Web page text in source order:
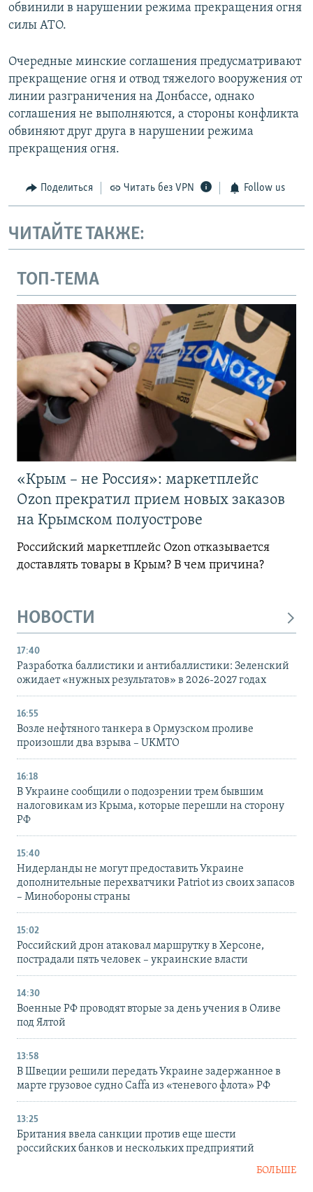
обвинили в нарушении режима прекращения огня
силы АТО.
Очередные минские соглашения предусматривают
прекращение огня и отвод тяжелого вооружения от
линии разграничения на Донбассе, однако
соглашения не выполняются, а стороны конфликта
обвиняют друг друга в нарушении режима
прекращения огня.
Поделиться Читать без VPN Follow us
ЧИТАЙТЕ ТАКЖЕ:
ТОП-ТЕМА
«Крым – не Россия»: маркетплейс
Ozon прекратил прием новых заказов
на Крымском полуострове
Российский маркетплейс Ozon отказывается
доставлять товары в Крым? В чем причина?
НОВОСТИ
17:40
Разработка баллистики и антибаллистики: Зеленский
ожидает «нужных результатов» в 2026-2027 годах
16:55
Возле нефтяного танкера в Ормузском проливе
произошли два взрыва – UKMTO
16:18
В Украине сообщили о подозрении трем бывшим
налоговикам из Крыма, которые перешли на сторону
РФ
15:40
Нидерланды не могут предоставить Украине
дополнительные перехватчики Patriot из своих запасов
– Минобороны страны
15:02
Российский дрон атаковал маршрутку в Херсоне,
пострадали пять человек – украинские власти
14:30
Военные РФ проводят вторые за день учения в Оливе
под Ялтой
13:58
В Швеции решили передать Украине задержанное в
марте грузовое судно Caffa из «теневого флота» РФ
13:25
Британия ввела санкции против еще шести
российских банков и нескольких предприятий
БОЛЬШЕ